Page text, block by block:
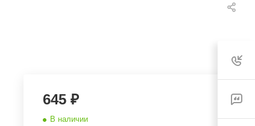
645 ₽
В наличии